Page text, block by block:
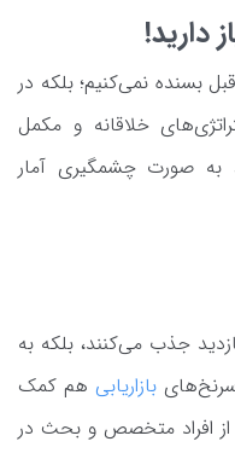
دارید!
راهکار رایج قبل بسنده نمی‌کنیم؛ بلکه در
خلاقانه و مکمل
به صورت چشمگیری آمار
جذب می‌کنند، بلکه به
بازاریابی هم کمک
افراد متخصص و بحث در